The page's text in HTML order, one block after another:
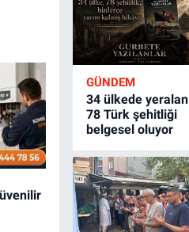
GÜNDEM
34 ülkede yeralan
78 Türk şehitliği
belgesel oluyor